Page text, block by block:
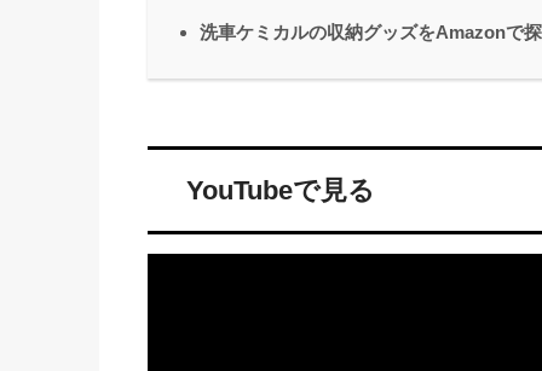
洗車ケミカルの収納グッズをAmazonで
YouTubeで見る